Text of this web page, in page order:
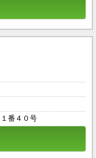
番４０号